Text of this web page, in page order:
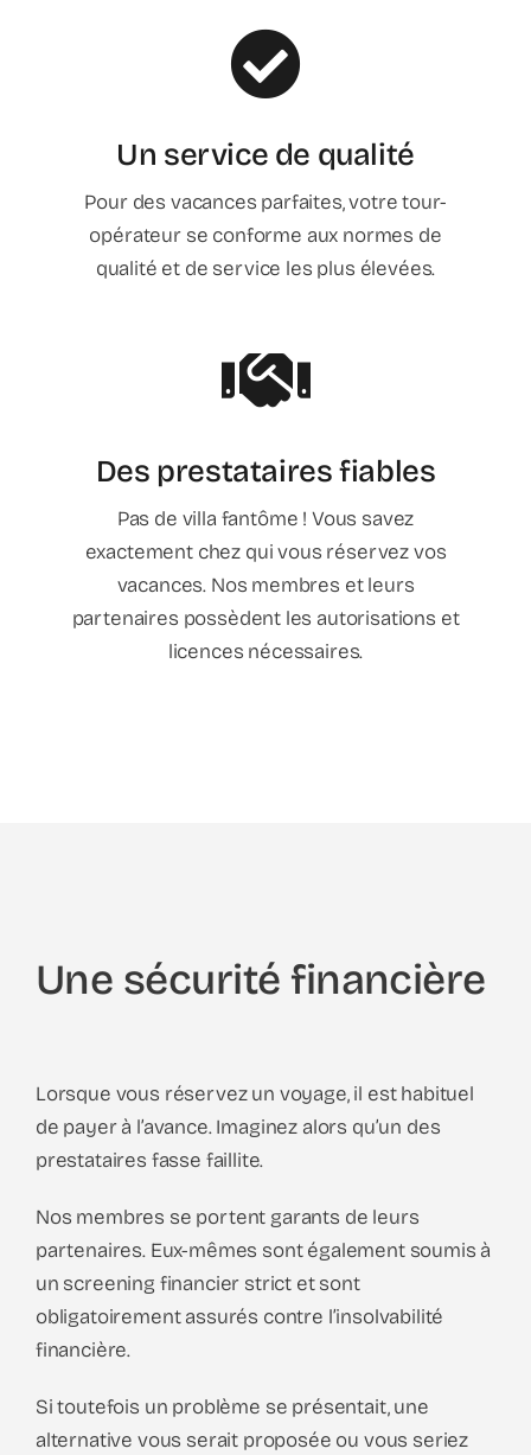
Un service de qualité
Pour des vacances parfaites, votre tour-
opérateur se conforme aux normes de
qualité et de service les plus élevées.
Des prestataires fiables
Pas de villa fantôme ! Vous savez
exactement chez qui vous réservez vos
vacances. Nos membres et leurs
partenaires possèdent les autorisations et
licences nécessaires.
Une sécurité financière
Lorsque vous réservez un voyage, il est habituel
de payer à l’avance. Imaginez alors qu’un des
prestataires fasse faillite.
Nos membres se portent garants de leurs
partenaires. Eux-mêmes sont également soumis à
un screening financier strict et sont
obligatoirement assurés contre l’insolvabilité
financière.
Si toutefois un problème se présentait, une
alternative vous serait proposée ou vous seriez